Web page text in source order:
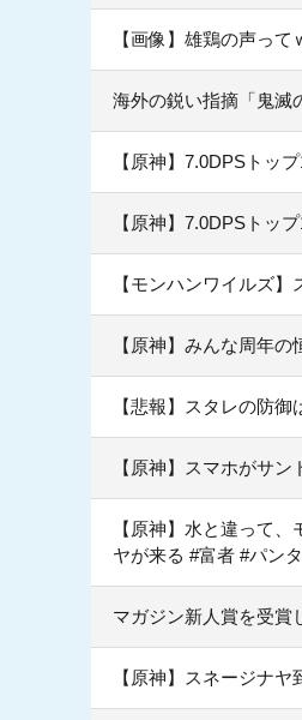
【画像】雄鶏の声って
海外の鋭い指摘「鬼滅
【原神】7.0DPSトッ
【原神】7.0DPSトッ
【モンハンワイルズ
【原神】みんな周年
【悲報】スタレの防御
【原神】スマホがサ
【原神】水と違って
ヤが来る #富者 #パン
マガジン新人賞を受賞
【原神】スネージナ